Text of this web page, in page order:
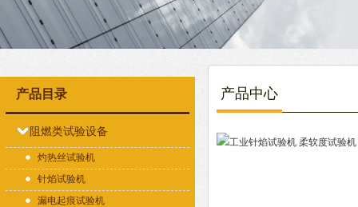
产品目录
阻燃类试验设备
灼热丝试验机
针焰试验机
漏电起痕试验机
产品中心